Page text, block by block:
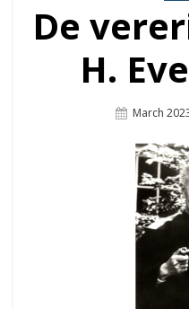
De
H.
Posted
March